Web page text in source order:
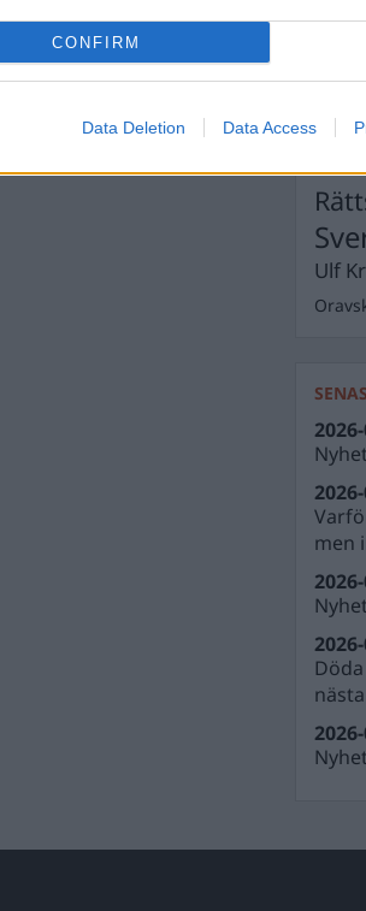
CONFIRM
Data Deletion Data Access
Ulf
men